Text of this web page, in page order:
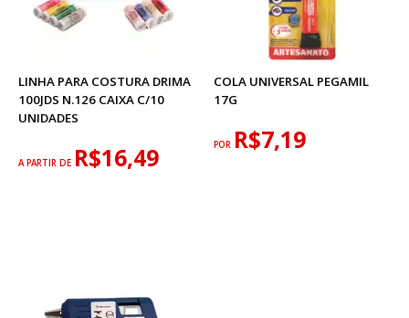
LINHA PARA COSTURA DRIMA
100JDS N.126 CAIXA C/10
UNIDADES
A PARTIR DE R$16,49
COLA UNIVERSAL PEGAMIL
17G
POR R$7,19